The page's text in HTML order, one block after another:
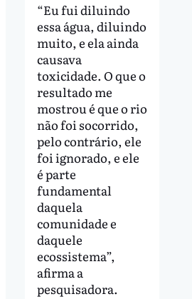
“Eu fui diluindo
essa água, diluindo
muito, e ela ainda
causava
toxicidade. O que o
resultado me
mostrou é que o rio
não foi socorrido,
pelo contrário, ele
foi ignorado, e ele
é parte
fundamental
daquela
comunidade e
daquele
ecossistema”,
afirma a
pesquisadora.